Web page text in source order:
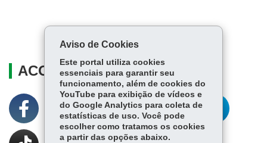
ACOMPANHE
Aviso de Cookies
Este portal utiliza cookies
essenciais para garantir seu
funcionamento, além de cookies do
YouTube para exibição de vídeos e
do Google Analytics para coleta de
estatísticas de uso. Você pode
escolher como tratamos os cookies
a partir das opções abaixo.